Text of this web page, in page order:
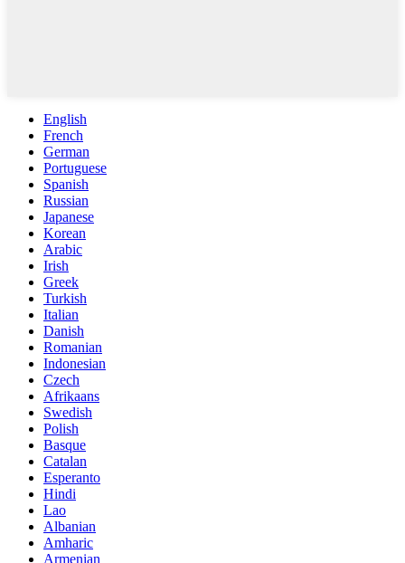
English
French
German
Portuguese
Spanish
Russian
Japanese
Korean
Arabic
Irish
Greek
Turkish
Italian
Danish
Romanian
Indonesian
Czech
Afrikaans
Swedish
Polish
Basque
Catalan
Esperanto
Hindi
Lao
Albanian
Amharic
Armenian